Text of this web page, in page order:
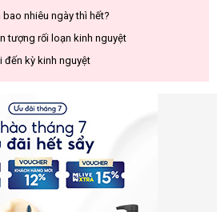
nhiêu ngày thì hết?
tượng rối loạn kinh nguyệt
đến kỳ kinh nguyệt